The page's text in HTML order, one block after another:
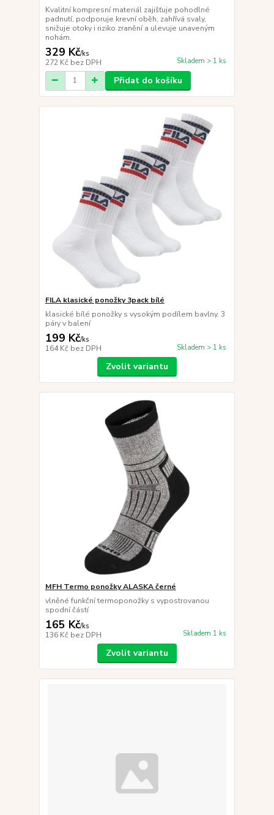
Kvalitní kompresní materiál zajišťuje pohodlné
padnutí, podporuje krevní oběh, zahřívá svaly,
snižuje otoky i riziko zranění a ulevuje unaveným
nohám.
329 Kč/ks
272 Kč bez DPH Skladem > 1 ks
Přidat do košíku
FILA klasické ponožky 3pack bílé
klasické bílé ponožky s vysokým podílem bavlny. 3
páry v balení
199 Kč/ks
164 Kč bez DPH Skladem > 1 ks
Zvolit variantu
MFH Termo ponožky ALASKA černé
vlněné funkční termoponožky s vypostrovanou
spodní částí
165 Kč/ks
136 Kč bez DPH Skladem 1 ks
Zvolit variantu